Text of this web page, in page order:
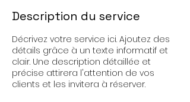
Description du service
Décrivez votre service ici. Ajoutez des
détails grâce à un texte informatif et
clair. Une description détaillée et
précise attirera l'attention de vos
clients et les invitera à réserver.